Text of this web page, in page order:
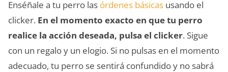
Enséñale a tu perro las órdenes básicas usando el
clicker. En el momento exacto en que tu perro
realice la acción deseada, pulsa el clicker. Sigue
con un regalo y un elogio. Si no pulsas en el momento
adecuado, tu perro se sentirá confundido y no sabrá